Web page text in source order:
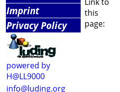
Imprint
Privacy Policy
powered by
H@LL9000
info@luding.org
Link to
this
page: